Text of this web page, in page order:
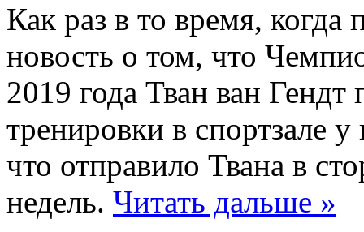
Как раз в то время, когда
новость о том, что
2019 года Тван ван
тренировки в спортзале
что отправило Твана в
недель. Читать дальше »